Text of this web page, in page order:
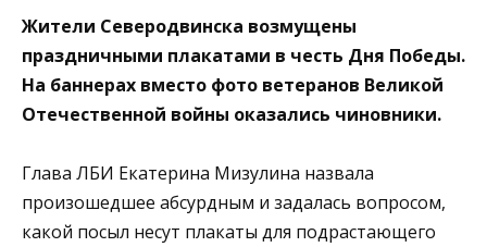
Жители Северодвинска возмущены
праздничными плакатами в честь Дня Победы.
На баннерах вместо фото ветеранов Великой
Отечественной войны оказались чиновники.
Глава ЛБИ Екатерина Мизулина назвала
произошедшее абсурдным и задалась вопросом,
какой посыл несут плакаты для подрастающего